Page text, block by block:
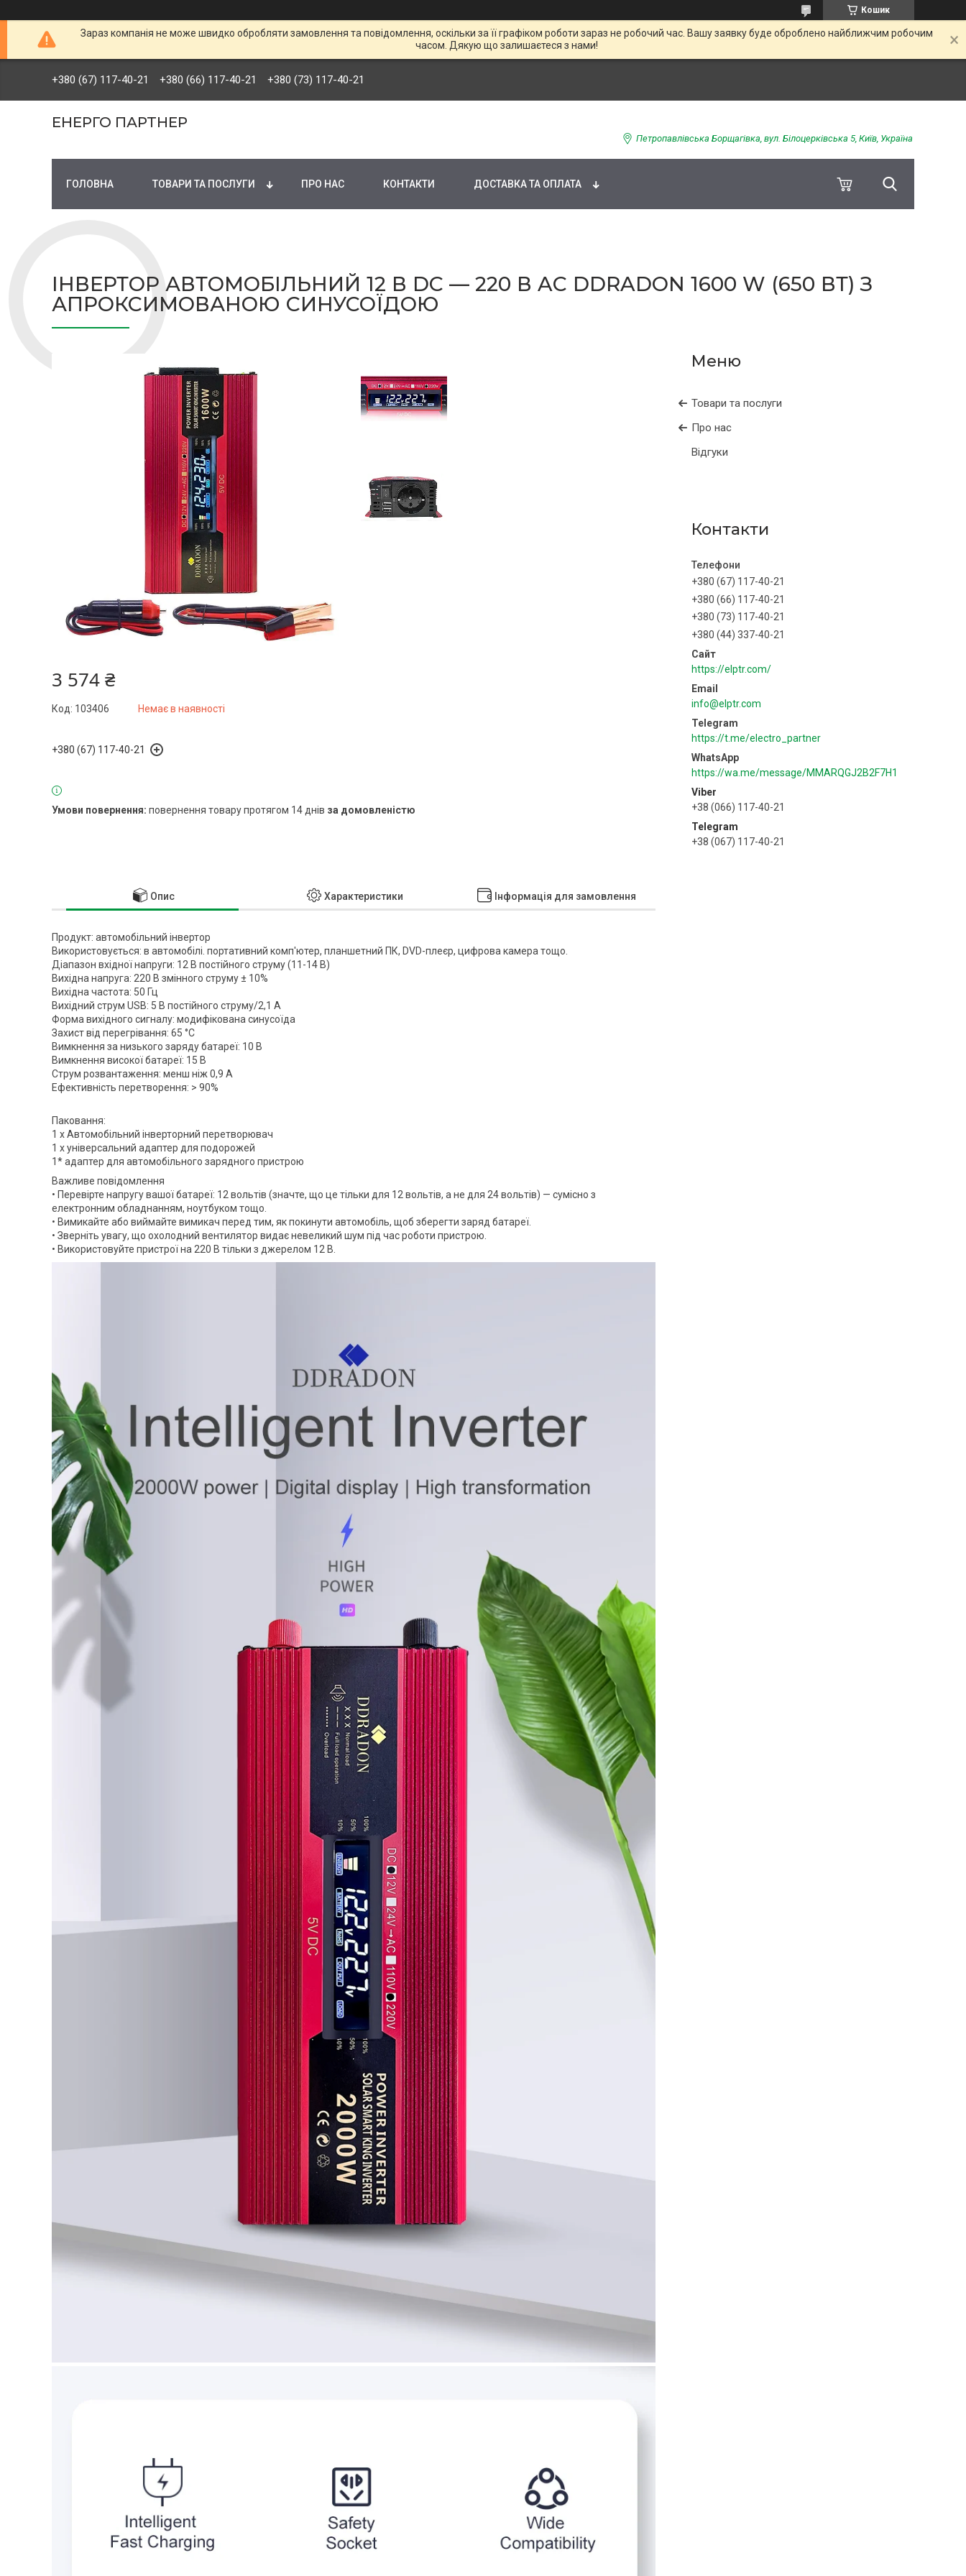
Кошик
Зараз компанія не може швидко обробляти замовлення та повідомлення, оскільки за її графіком роботи зараз не робочий час. Вашу заявку буде оброблено найближчим робочим
часом. Дякую що залишаєтеся з нами!
+380 (67) 117-40-21 +380 (66) 117-40-21 +380 (73) 117-40-21
ЕНЕРГО ПАРТНЕР
Петропавлівська Борщагівка, вул. Білоцерківська 5, Київ, Україна
ГОЛОВНА ТОВАРИ ТА ПОСЛУГИ ПРО НАС КОНТАКТИ ДОСТАВКА ТА ОПЛАТА
ІНВЕРТОР АВТОМОБІЛЬНИЙ 12 В DC — 220 В AC DDRADON 1600 W (650 ВТ) З
АПРОКСИМОВАНОЮ СИНУСОЇДОЮ
Товари та послуги
Про нас
Відгуки
Контакти
+380 (67) 117-40-21
+380 (66) 117-40-21
+380 (73) 117-40-21
+380 (44) 337-40-21
https://elptr.com/
info@elptr.com
https://t.me/electro_partner
https://wa.me/message/MMARQGJ2B2F7H1
Viber
+38 (066) 117-40-21
Telegram
+38 (067) 117-40-21
3 574 ₴
Немає в наявності
Код: 103406
+380 (67) 117-40-21
повернення товару протягом 14 днів за домовленістю
Опис Характеристики Інформація для замовлення
Продукт: автомобільний інвертор
Використовується: в автомобілі. портативний комп'ютер, планшетний ПК, DVD-плеєр, цифрова камера тощо.
Діапазон вхідної напруги: 12 В постійного струму (11-14 В)
Вихідна напруга: 220 В змінного струму ± 10%
Вихідна частота: 50 Гц
Вихідний струм USB: 5 В постійного струму/2,1 А
Форма вихідного сигналу: модифікована синусоїда
Захист від перегрівання: 65 °C
Вимкнення за низького заряду батареї: 10 В
Вимкнення високої батареї: 15 В
Струм розвантаження: менш ніж 0,9 А
Ефективність перетворення: > 90%
Паковання:
1 х Автомобільний інверторний перетворювач
1 х універсальний адаптер для подорожей
1* адаптер для автомобільного зарядного пристрою
Важливе повідомлення
• Перевірте напругу вашої батареї: 12 вольтів (значте, що це тільки для 12 вольтів, а не для 24 вольтів) — сумісно з
електронним обладнанням, ноутбуком тощо.
• Вимикайте або виймайте вимикач перед тим, як покинути автомобіль, щоб зберегти заряд батареї.
• Зверніть увагу, що охолодний вентилятор видає невеликий шум під час роботи пристрою.
• Використовуйте пристрої на 220 В тільки з джерелом 12 В.